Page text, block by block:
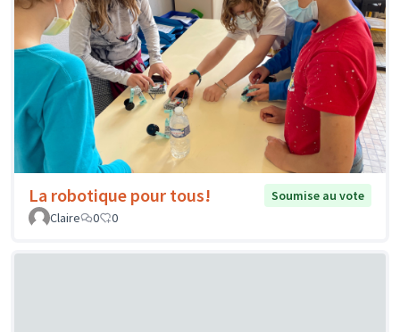
La robotique pour tous!
Soumise au vote
Claire
0 0